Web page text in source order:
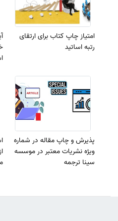
امتیاز چاپ کتاب برای ارتقای
رتبه اساتید
پذیرش و چاپ مقاله در شماره
ویژه نشریات معتبر در موسسه
سینا ترجمه